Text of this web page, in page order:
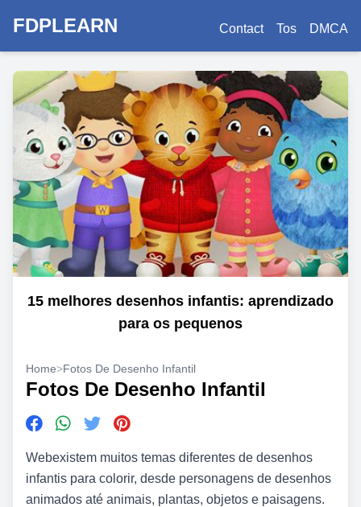
FDPLEARN Contact Tos DMCA
15 melhores desenhos infantis: aprendizado
para os pequenos
Home>Fotos De Desenho Infantil
Fotos De Desenho Infantil
Webexistem muitos temas diferentes de desenhos
infantis para colorir, desde personagens de desenhos
animados até animais, plantas, objetos e paisagens.